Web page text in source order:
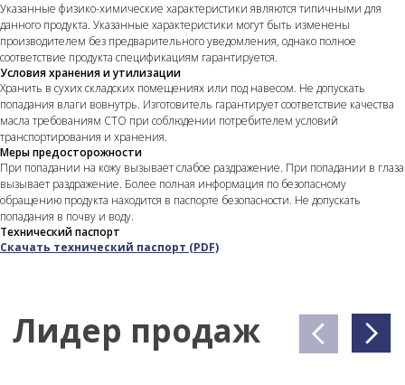
Указанные физико-химические характеристики являются типичными для
данного продукта. Указанные характеристики могут быть изменены
производителем без предварительного уведомления, однако полное
соответствие продукта спецификациям гарантируется.
Условия хранения и утилизации
Хранить в сухих складских помещениях или под навесом. Не допускать
попадания влаги вовнутрь. Изготовитель гарантирует соответствие качества
масла требованиям СТО при соблюдении потребителем условий
транспортирования и хранения.
Меры предосторожности
При попадании на кожу вызывает слабое раздражение. При попадании в глаза
вызывает раздражение. Более полная информация по безопасному
обращению продукта находится в паспорте безопасности. Не допускать
попадания в почву и воду.
Технический паспорт
Скачать технический паспорт (PDF)
Выбирайте надежность! Доверяйте
смазочным материалам WEGO, созданным
для ежедневной бесперебойной работы
техники, производства и бизнеса.
© 2026 WEGO. Все права защищены.